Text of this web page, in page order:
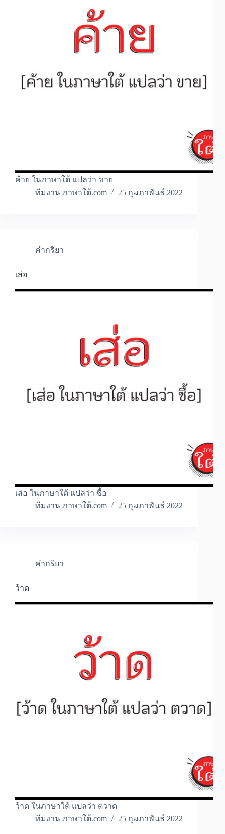
ค้าย ในภาษาใต้ แปลว่า ขาย
ทีมงาน ภาษาใต้.com
25 กุมภาพันธ์ 2022
คำกริยา
เส่อ
เส่อ ในภาษาใต้ แปลว่า ซื้อ
ทีมงาน ภาษาใต้.com
25 กุมภาพันธ์ 2022
คำกริยา
ว้าด
ว้าด ในภาษาใต้ แปลว่า ตวาด
ทีมงาน ภาษาใต้.com
25 กุมภาพันธ์ 2022